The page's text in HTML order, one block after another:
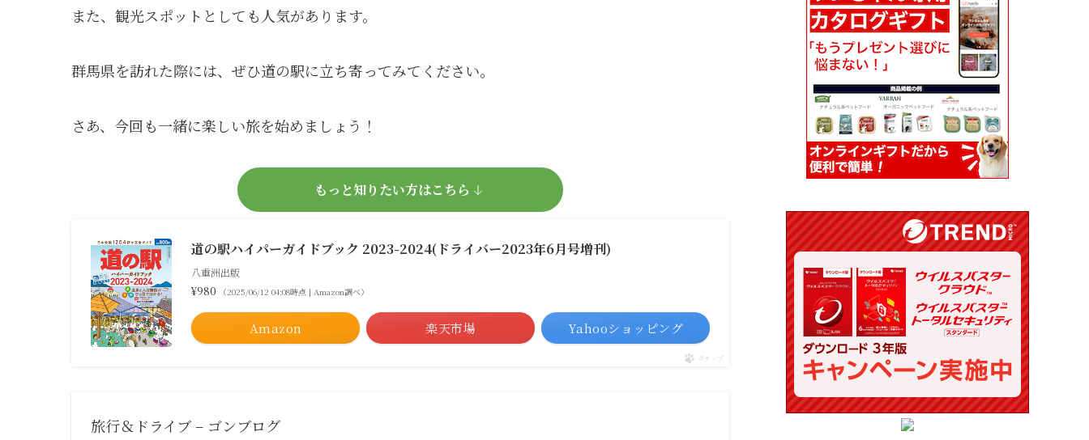
また、観光スポットとしても人気があります。
群馬県を訪れた際には、ぜひ道の駅に立ち寄ってみてください。
さあ、今回も一緒に楽しい旅を始めましょう！
もっと知りたい方はこちら
道の駅ハイパーガイドブック 2023-2024(ドライバー2023年6月号増刊)
八重洲出版
¥980 （2025/06/12 04:08時点 | Amazon調べ）
Amazon 楽天市場 Yahooショッピング
ポチップ
旅行＆ドライブ – ゴンブログ